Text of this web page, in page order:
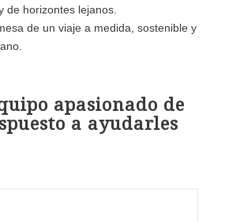
de horizontes lejanos.
de un viaje a medida, sostenible y
apasionado de
a ayudarles